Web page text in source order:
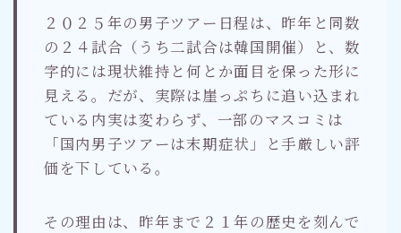
２０２５年の男子ツアー日程は、昨年と同数
の２４試合（うち二試合は韓国開催）と、数
字的には現状維持と何とか面目を保った形に
見える。だが、実際は崖っぷちに追い込まれ
ている内実は変わらず、一部のマスコミは
「国内男子ツアーは末期症状」と手厳しい評
価を下している。
その理由は、昨年まで２１年の歴史を刻んで